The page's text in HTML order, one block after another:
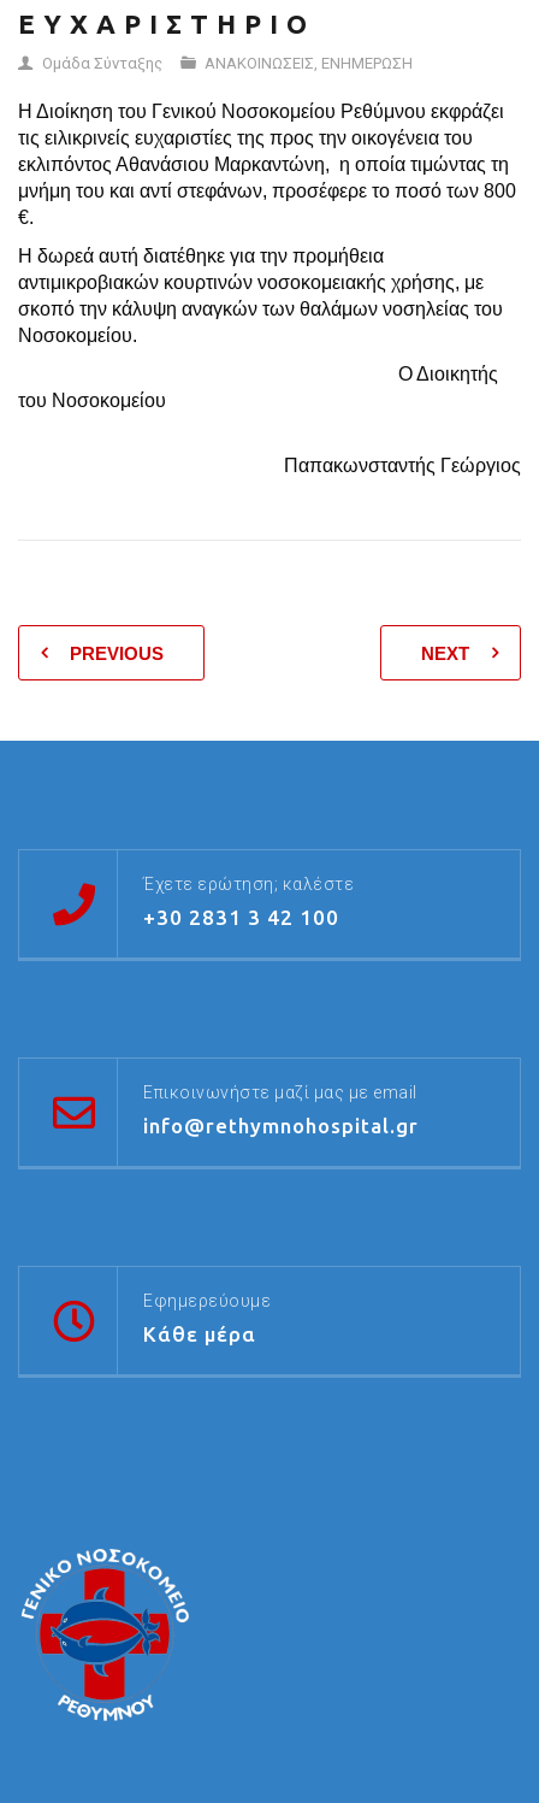
Ε Υ Χ Α Ρ Ι Σ Τ Η Ρ Ι Ο
Ομάδα Σύνταξης ΑΝΑΚΟΙΝΩΣΕΙΣ, ΕΝΗΜΕΡΩΣΗ
Η Διοίκηση του Γενικού Νοσοκομείου Ρεθύμνου εκφράζει
τις ειλικρινείς ευχαριστίες της προς την οικογένεια του
εκλιπόντος Αθανάσιου Μαρκαντώνη, η οποία τιμώντας τη
μνήμη του και αντί στεφάνων, προσέφερε το ποσό των 800
€.
Η δωρεά αυτή διατέθηκε για την προμήθεια
αντιμικροβιακών κουρτινών νοσοκομειακής χρήσης, με
σκοπό την κάλυψη αναγκών των θαλάμων νοσηλείας του
Νοσοκομείου.
Ο Διοικητής
του Νοσοκομείου
Παπακωνσταντής Γεώργιος
PREVIOUS NEXT
Έχετε ερώτηση; καλέστε
+30 2831 3 42 100
Επικοινωνήστε μαζί μας με email
info@rethymnohospital.gr
Εφημερεύουμε
Κάθε μέρα